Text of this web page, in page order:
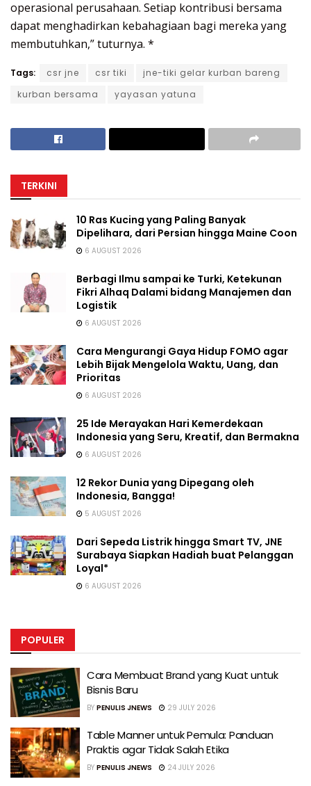
operasional perusahaan. Setiap kontribusi bersama
dapat menghadirkan kebahagiaan bagi mereka yang
membutuhkan,” tuturnya. *
Tags: csr jne csr tiki
jne-tiki gelar kurban bareng
kurban bersama
yayasan yatuna
TERKINI
10 Ras Kucing yang Paling Banyak
Dipelihara, dari Persian hingga Maine Coon
6 AUGUST 2026
Berbagi Ilmu sampai ke Turki, Ketekunan
Fikri Alhaq Dalami bidang Manajemen dan
Logistik
6 AUGUST 2026
Cara Mengurangi Gaya Hidup FOMO agar
Lebih Bijak Mengelola Waktu, Uang, dan
Prioritas
6 AUGUST 2026
25 Ide Merayakan Hari Kemerdekaan
Indonesia yang Seru, Kreatif, dan Bermakna
6 AUGUST 2026
12 Rekor Dunia yang Dipegang oleh
Indonesia, Bangga!
5 AUGUST 2026
Dari Sepeda Listrik hingga Smart TV, JNE
Surabaya Siapkan Hadiah buat Pelanggan
Loyal*
6 AUGUST 2026
POPULER
Cara Membuat Brand yang Kuat untuk
Bisnis Baru
BY PENULIS JNEWS 29 JULY 2026
Table Manner untuk Pemula: Panduan
Praktis agar Tidak Salah Etika
BY PENULIS JNEWS 24 JULY 2026